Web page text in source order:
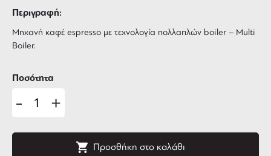
Περιγραφή:
Μηχανή καφέ espresso με τεχνολογία πολλαπλών boiler – Multi
Boiler.
Ποσότητα
- +
Προσθήκη στο καλάθι